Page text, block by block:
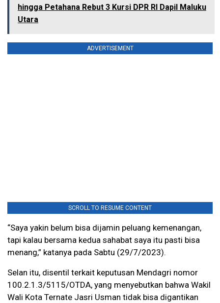
hingga Petahana Rebut 3 Kursi DPR RI Dapil Maluku
Utara
ADVERTISEMENT
SCROLL TO RESUME CONTENT
“Saya yakin belum bisa dijamin peluang kemenangan,
tapi kalau bersama kedua sahabat saya itu pasti bisa
menang,” katanya pada Sabtu (29/7/2023).
Selan itu, disentil terkait keputusan Mendagri nomor
100.2.1.3/5115/OTDA, yang menyebutkan bahwa Wakil
Wali Kota Ternate Jasri Usman tidak bisa digantikan